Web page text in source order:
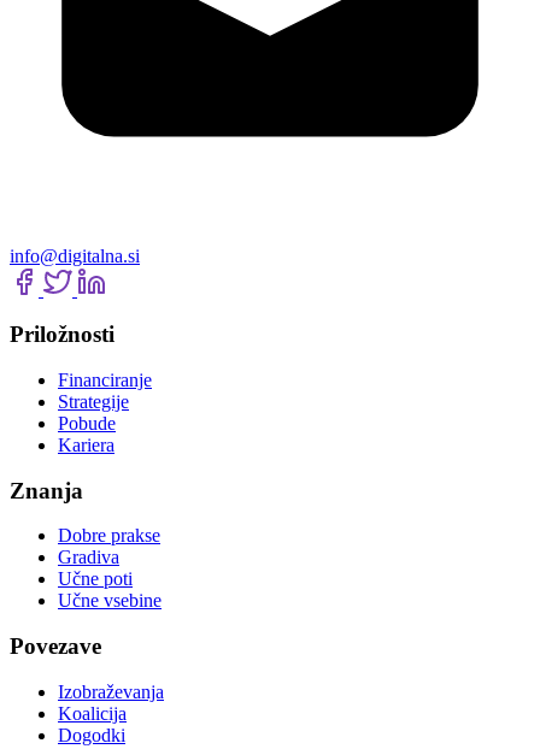
info@digitalna.si
Priložnosti
Financiranje
Strategije
Pobude
Kariera
Znanja
Dobre prakse
Gradiva
Učne poti
Učne vsebine
Povezave
Izobraževanja
Koalicija
Dogodki